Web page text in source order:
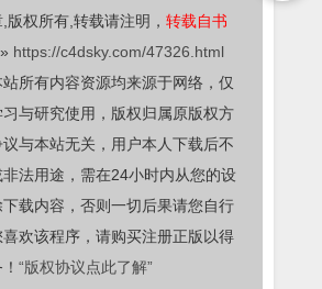
版权所有,转载请注明， 转载自书
» https://c4dsky.com/47326.html
所有内容资源均来源于网络，仅
与研究使用，版权归属原版权方
与本站无关，用户本人下载后不
法用途，需在24小时内从您的设
载内容，否则一切后果请您自行
欢该程序，请购买注册正版以得
“版权协议点此了解”